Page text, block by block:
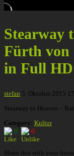
Stearway
Fürth von
in Full HD
stefan 5. Oktober 2015
Stearway to Heaven –
Category: Kultur
0
0
Share this with your